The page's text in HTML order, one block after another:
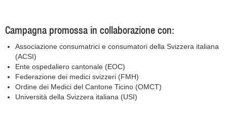
Campagna promossa in collaborazione con:
Associazione consumatrici e consumatori della Svizzera italiana
(ACSI)
Ente ospedaliero cantonale (EOC)
Federazione dei medici svizzeri (FMH)
Ordine dei Medici del Cantone Ticino (OMCT)
Università della Svizzera italiana (USI)